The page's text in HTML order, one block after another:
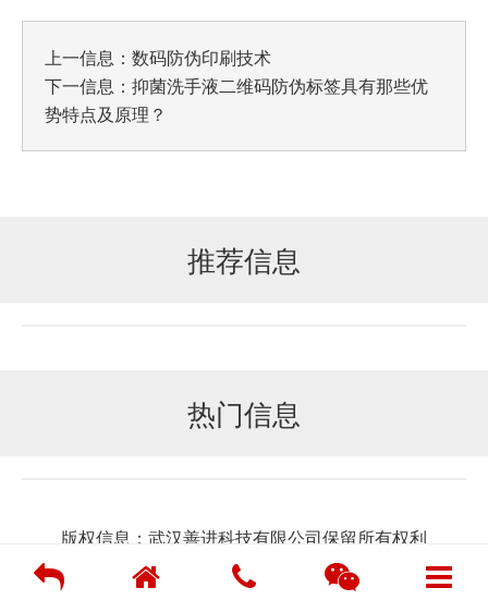
上一信息： 数码防伪印刷技术
下一信息： 抑菌洗手液二维码防伪标签具有那些优
势特点及原理？
推荐信息
热门信息
版权信息：武汉善进科技有限公司保留所有权利